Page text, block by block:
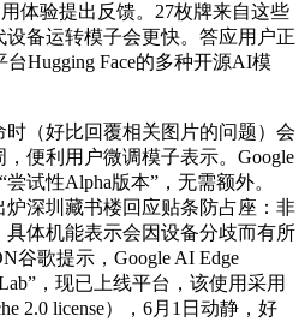
用体验提出反馈。27枚牌来自这些
备运转模子会更快。答应用户正
Hugging Face的多种开源AI模
（好比回覆相关图片的问题）会
便利用户微调模子表示。Google
试性Alpha版本”，无需额外。
炉深圳藏书楼回应贴条防占座：非
具体机能表示会因设备分歧而有所
谷歌提示，Google AI Edge
，现已上线平台，该使用采用
2.0 license），6月1日动静，好